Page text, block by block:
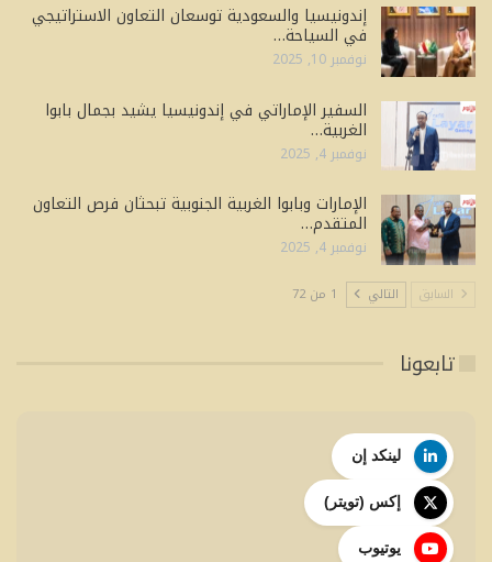
إندونيسيا والسعودية توسعان التعاون الاستراتيجي
في السياحة…
نوفمبر 10, 2025
السفير الإماراتي في إندونيسيا يشيد بجمال بابوا
الغربية…
نوفمبر 4, 2025
الإمارات وبابوا الغربية الجنوبية تبحثان فرص التعاون
المتقدم…
نوفمبر 4, 2025
السابق التالي 1 من 72
تابعونا
لينكد إن
إكس (تويتر)
يوتيوب